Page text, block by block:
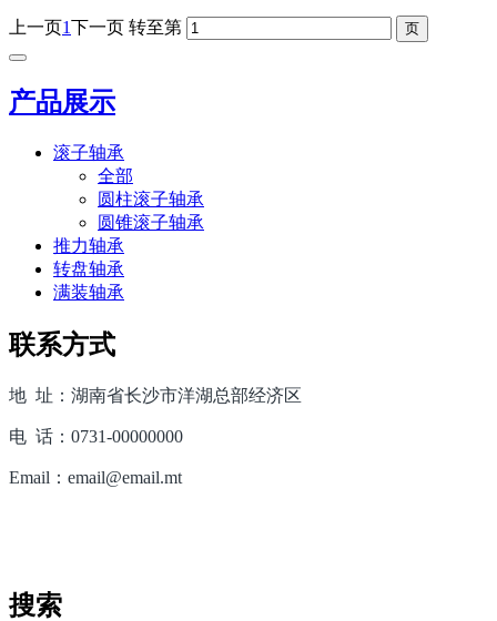
上一页1下一页 转至第
产品展示
滚子轴承
全部
圆柱滚子轴承
圆锥滚子轴承
推力轴承
转盘轴承
满装轴承
联系方式
地 址：湖南省长沙市洋湖总部经济区
电 话：0731-00000000
Email：email@email.mt
搜索